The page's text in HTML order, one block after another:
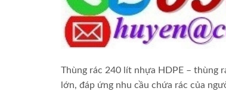
Thùng rác 240 lít nhựa HDPE – thùng
lớn, đáp ứng nhu cầu chứa rác của